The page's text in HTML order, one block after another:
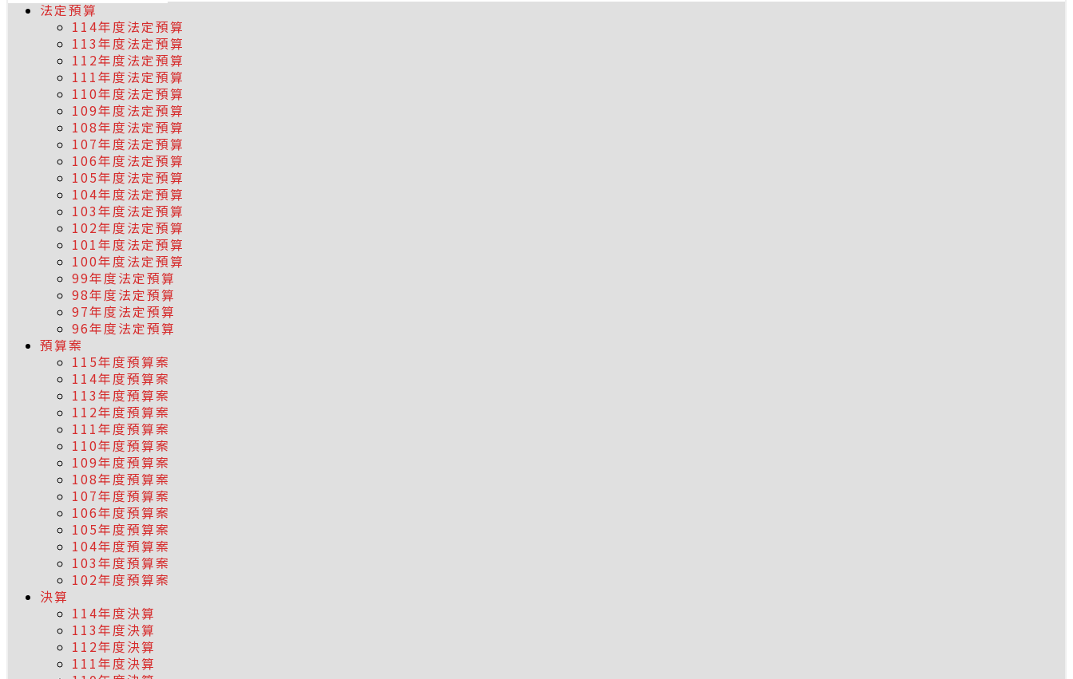
法定預算
114年度法定預算
113年度法定預算
112年度法定預算
111年度法定預算
110年度法定預算
109年度法定預算
108年度法定預算
107年度法定預算
106年度法定預算
105年度法定預算
104年度法定預算
103年度法定預算
102年度法定預算
101年度法定預算
100年度法定預算
99年度法定預算
98年度法定預算
97年度法定預算
96年度法定預算
預算案
115年度預算案
114年度預算案
113年度預算案
112年度預算案
111年度預算案
110年度預算案
109年度預算案
108年度預算案
107年度預算案
106年度預算案
105年度預算案
104年度預算案
103年度預算案
102年度預算案
決算
114年度決算
113年度決算
112年度決算
111年度決算